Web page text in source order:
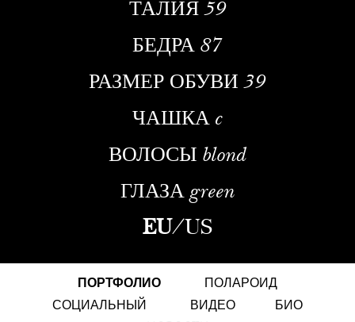
ТАЛИЯ 59
БЕДРА 87
РАЗМЕР ОБУВИ 39
ЧАШКА c
ВОЛОСЫ blond
ГЛАЗА green
EU/US
ПОРТФОЛИО
ПОЛАРОИД
СОЦИАЛЬНЫЙ
ВИДЕО
БИО